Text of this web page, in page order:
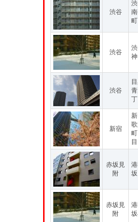
渋谷
渋谷
渋谷
新宿
目
赤坂見
附
赤坂見
附